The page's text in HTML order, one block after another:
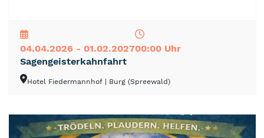
04.04.2026 - 01.02.202700:00 Uhr
Sagengeisterkahnfahrt
Hotel Fiedermannhof | Burg (Spreewald)